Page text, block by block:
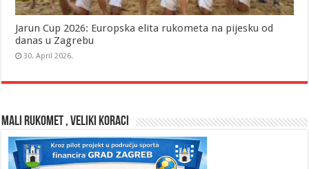
Jarun Cup 2026: Europska elita rukometa na pijesku od
danas u Zagrebu
30. April 2026.
MALI RUKOMET , VELIKI KORACI